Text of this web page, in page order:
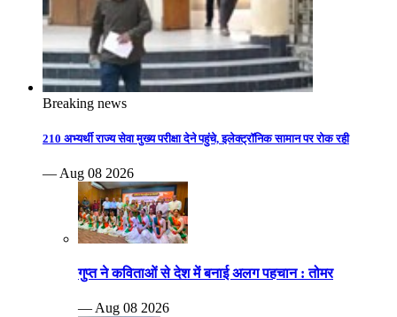
Breaking news
210 अभ्यर्थी राज्य सेवा मुख्य परीक्षा देने पहुंचे, इलेक्ट्रॉनिक सामान पर रोक रही
— Aug 08 2026
गुप्त ने कविताओं से देश में बनाई अलग पहचान : तोमर
— Aug 08 2026